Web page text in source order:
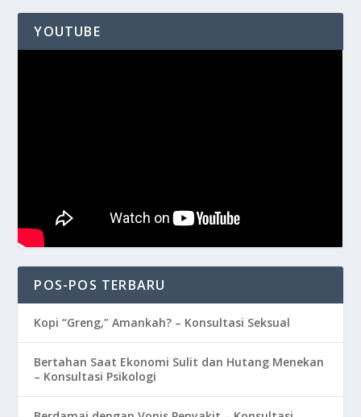
YOUTUBE
POS-POS TERBARU
Kopi “Greng,” Amankah? – Konsultasi Seksual
Bertahan Saat Ekonomi Sulit dan Hutang Menekan
– Konsultasi Psikologi